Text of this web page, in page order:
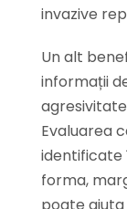
invazive
Un alt
informații
Evaluarea
identificate
forma,